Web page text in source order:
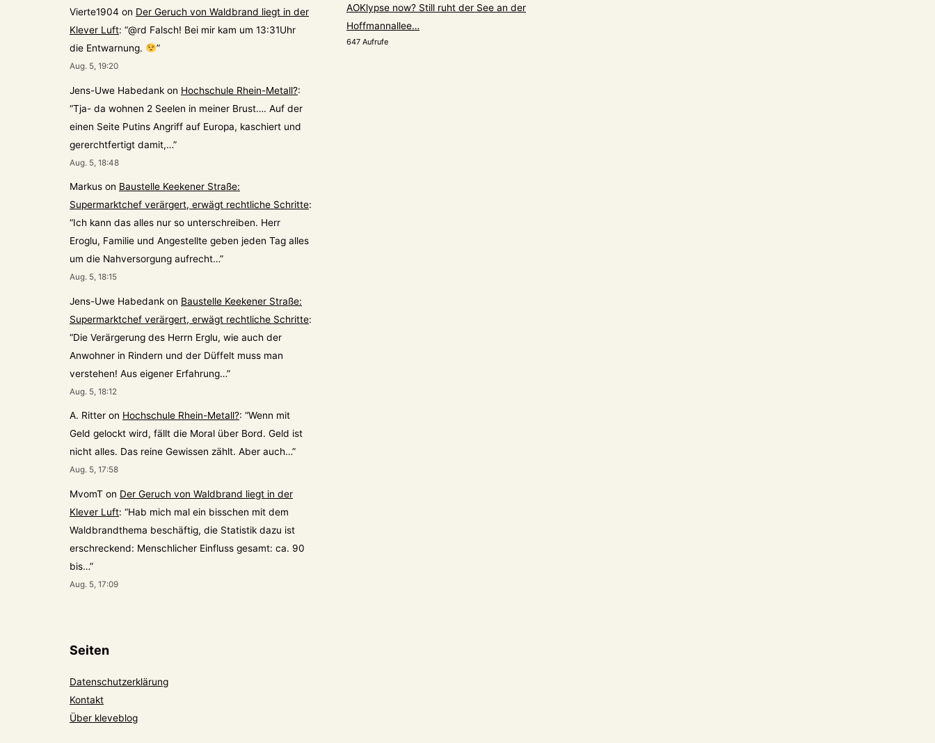
Vierte1904 on Der Geruch von Waldbrand liegt in der
Klever Luft: “@rd Falsch! Bei mir kam um 13:31Uhr
die Entwarnung.
”
Aug. 5, 19:20
Jens-Uwe Habedank on Hochschule Rhein-Metall?:
“Tja- da wohnen 2 Seelen in meiner Brust…. Auf der
einen Seite Putins Angriff auf Europa, kaschiert und
gererchtfertigt damit,…”
Aug. 5, 18:48
Markus on Baustelle Keekener Straße:
Supermarktchef verärgert, erwägt rechtliche Schritte:
“Ich kann das alles nur so unterschreiben. Herr
Eroglu, Familie und Angestellte geben jeden Tag alles
um die Nahversorgung aufrecht…”
Aug. 5, 18:15
Jens-Uwe Habedank on Baustelle Keekener Straße:
Supermarktchef verärgert, erwägt rechtliche Schritte:
“Die Verärgerung des Herrn Erglu, wie auch der
Anwohner in Rindern und der Düffelt muss man
verstehen! Aus eigener Erfahrung…”
Aug. 5, 18:12
A. Ritter on Hochschule Rhein-Metall?: “Wenn mit
Geld gelockt wird, fällt die Moral über Bord. Geld ist
nicht alles. Das reine Gewissen zählt. Aber auch…”
Aug. 5, 17:58
MvomT on Der Geruch von Waldbrand liegt in der
Klever Luft: “Hab mich mal ein bisschen mit dem
Waldbrandthema beschäftig, die Statistik dazu ist
erschreckend: Menschlicher Einfluss gesamt: ca. 90
bis…”
Aug. 5, 17:09
AOKlypse now? Still ruht der See an der
Hoffmannallee…
647 Aufrufe
Seiten
Datenschutzerklärung
Kontakt
Über kleveblog